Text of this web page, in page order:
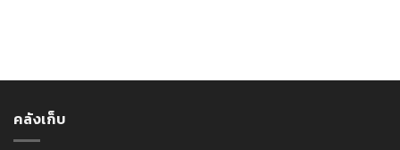
คลังเก็บ